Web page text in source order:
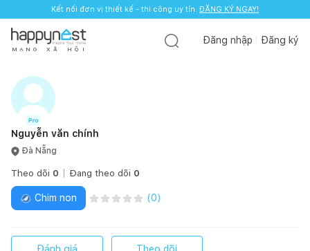
Kết nối đơn vị thiết kế - thi công uy tín. ĐĂNG KÝ NGAY!
M Ạ N G X Ã H Ộ I
Đăng nhập Đăng ký
Nguyễn văn chính
Đà Nẵng
Theo dõi 0 Đang theo dõi 0
Chim non (0)